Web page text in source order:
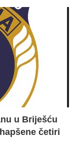
u Briješću
četiri